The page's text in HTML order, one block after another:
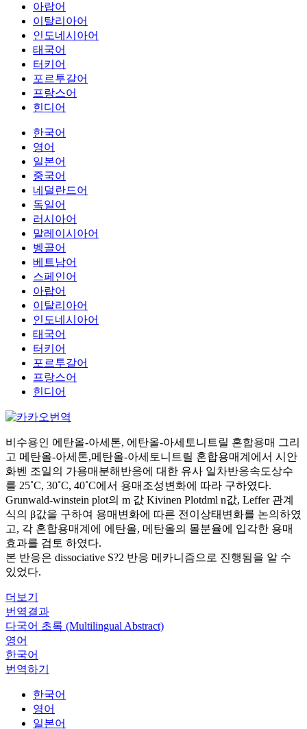
아랍어
이탈리아어
인도네시아어
태국어
터키어
포르투갈어
프랑스어
힌디어
한국어
영어
일본어
중국어
네덜란드어
독일어
러시아어
말레이시아어
벵골어
베트남어
스페인어
아랍어
이탈리아어
인도네시아어
태국어
터키어
포르투갈어
프랑스어
힌디어
비수용인 에탄올-아세톤, 에탄올-아세토니트릴 혼합용매 그리
고 메탄올-아세톤,메탄올-아세토니트릴 혼합용매계에서 시안
화벤 조일의 가용매분해반응에 대한 유사 일차반응속도상수
를 25˚C, 30˚C, 40˚C에서 용매조성변화에 따라 구하였다.
Grunwald-winstein plot의 m 값 Kivinen Plotdml n값, Leffer 관계
식의 β값을 구하여 용매변화에 따른 전이상태변화를 논의하였
고, 각 혼합용매계에 에탄올, 메탄올의 몰분율에 입각한 용매
효과를 검토 하였다.
본 반응은 dissociative S?2 반응 메카니즘으로 진행됨을 알 수
있었다.
더보기
번역결과
다국어 초록 (Multilingual Abstract)
영어
한국어
번역하기
한국어
영어
일본어